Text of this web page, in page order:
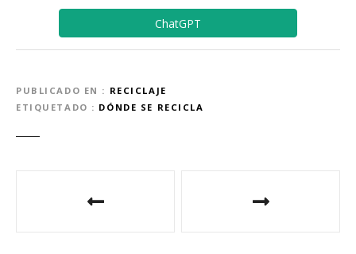
ChatGPT
PUBLICADO EN
RECICLAJE
ETIQUETADO
DÓNDE SE RECICLA